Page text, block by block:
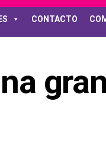
CONTACTO